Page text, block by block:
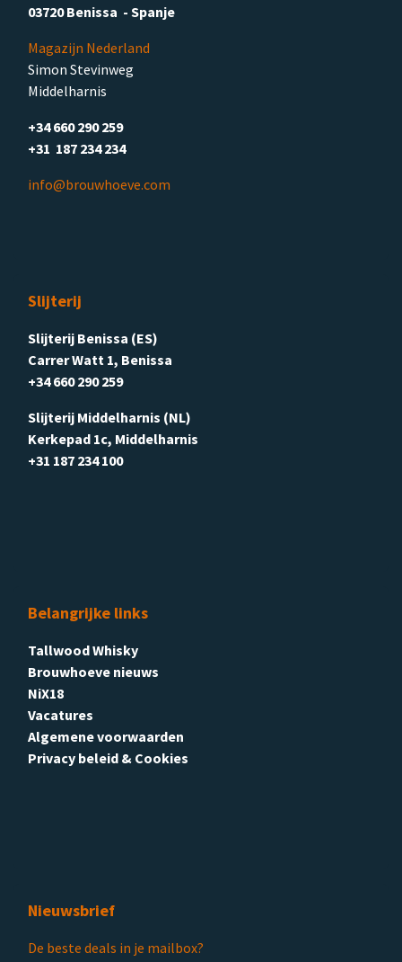
03720 Benissa - Spanje
Magazijn Nederland
Simon Stevinweg
Middelharnis
+34 660 290 259
+31 187 234 234
info@brouwhoeve.com
Slijterij
Slijterij Benissa (ES)
Carrer Watt 1, Benissa
+34 660 290 259
Slijterij Middelharnis (NL)
Kerkepad 1c, Middelharnis
+31 187 234 100
Belangrijke links
Tallwood Whisky
Brouwhoeve nieuws
NiX18
Vacatures
Algemene voorwaarden
Privacy beleid & Cookies
Nieuwsbrief
De beste deals in je mailbox?